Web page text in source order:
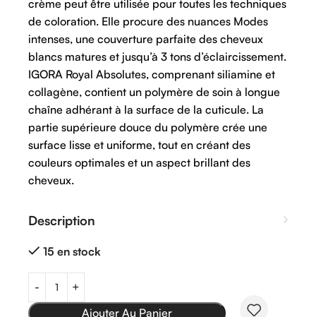
crème peut être utilisée pour toutes les techniques
de coloration. Elle procure des nuances Modes
intenses, une couverture parfaite des cheveux
blancs matures et jusqu’à 3 tons d’éclaircissement.
IGORA Royal Absolutes, comprenant siliamine et
collagène, contient un polymère de soin à longue
chaîne adhérant à la surface de la cuticule. La
partie supérieure douce du polymère crée une
surface lisse et uniforme, tout en créant des
couleurs optimales et un aspect brillant des
cheveux.
Description
15 en stock
Ajouter Au Panier